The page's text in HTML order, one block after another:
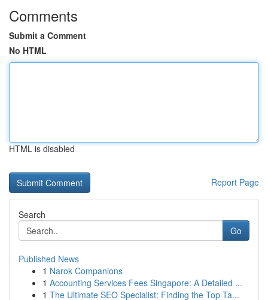
Comments
Submit a Comment
No HTML
HTML is disabled
Report Page
Search
Go
Published News
1 Narok Companions
1 Accounting Services Fees Singapore: A Detailed ...
1 The Ultimate SEO Specialist: Finding the Top Ta...